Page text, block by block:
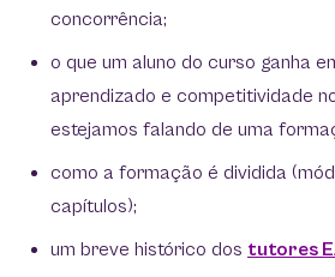
concorrência;
o que um aluno do curso ganha
aprendizado e competitividade
estejamos falando de uma
como a formação é dividida
capítulos);
um breve histórico dos tutores